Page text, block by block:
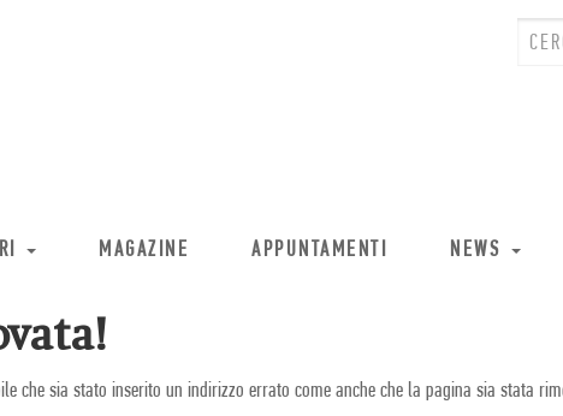
MAGAZINE APPUNTAMENTI NEWS
che sia stato inserito un indirizzo errato come anche che la pagina sia stata